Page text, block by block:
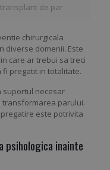
de par
chirurgicala
diverse domenii. Este
care ar trebui sa treci
pregatit in totalitate.
suportul necesar
transformarea parului.
este potrivita
psihologica inainte